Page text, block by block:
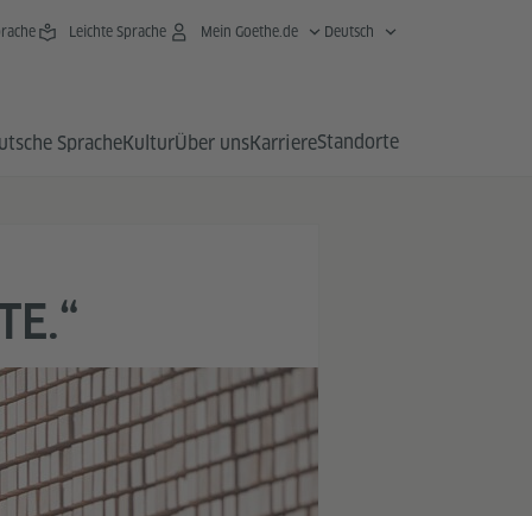
Leichte Sprache Mein Goethe.de Deutsch
SpracheKulturÜber unsKarriereStandorte